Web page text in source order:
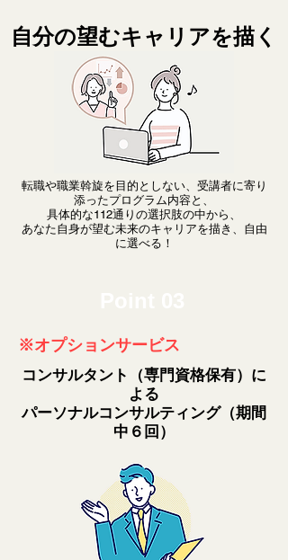
自分の望むキャリアを描く
転職や職業斡旋を目的としない、受講者に寄り
添ったプログラム内容と、
具体的な112通りの選択肢の中から、
あなた自身が望む未来のキャリアを描き、自由
に選べる！
※オプションサービス
コンサルタント（専門資格保有）に
よる
パーソナルコンサルティング（期間
中６回）